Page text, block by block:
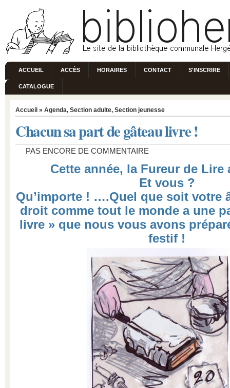
ACCUEIL ACCÈS HORAIRES CONTACT S'INSCRIRE
CATALOGUE
Accueil » Agenda, Section adulte, Section jeunesse
Chacun sa part de gâteau livre !
PAS ENCORE DE COMMENTAIRE
Cette année, la Fureur de Lire
Et vous ?
Qu’importe ! ….Quel que soit votre
droit comme tout le monde a une
livre » que nous vous avons
festif !